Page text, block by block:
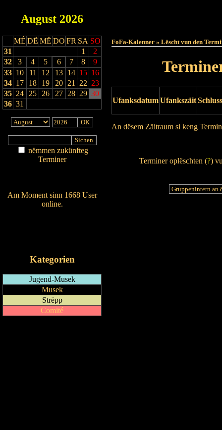
August 2026
MÉ DË MË DO FR SA SO
31
1
2
32
3 4 5 6 7 8
9
33 10 11 12 13 14 15 16
34 17 18 19 20 21 22 23
35 24 25 26 27 28 29 30
36 31
nëmmen zukünfteg
Terminer
Am Moment sinn 1668 User
online.
Kategorien
Jugend-Musek
Musek
Strëpp
Comité
FoFa-Kalenner » Lëscht vun den
UfanksdatumUfankszäit
An dësem Zäitraum si keng
Terminer oplëschten (?)